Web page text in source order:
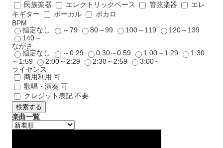
民族楽器
エレクトリックベース 管弦楽器
エレ
キギター
ボーカル
ボカロ
BPM
指定なし
～79 80～99 100～119
120～139
140～
ながさ
指定なし
～0:29 0:30～0:59 1:00～1:29
1:30
～1:59
2:00～2:29 2:30～2:59
3:00～
ライセンス
商用利用 可
歌唱・演奏 可
クレジット表記 不要
検索する
楽曲一覧